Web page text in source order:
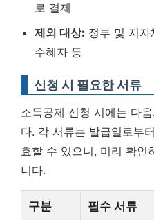
로 결제
제외 대상: 정부 및 지
수혜자 등
신청 시 필요한 서류
소득공제 신청 시에는 다
다. 각 서류는 발급일로부
효할 수 있으니, 미리 확인
니다.
구분 필수 서류